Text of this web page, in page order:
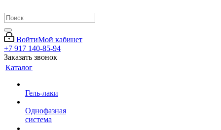
ВойтиМой кабинет
+7 917 140-85-94
Заказать звонок
Каталог
Гель-лаки
Однофазная
система